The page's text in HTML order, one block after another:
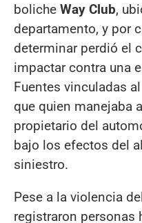
boliche Way Club,
departamento, y por
determinar perdió el
impactar contra una
Fuentes vinculadas
que quien manejaba
propietario del
bajo los efectos del
siniestro.
Pese a la violencia
registraron personas